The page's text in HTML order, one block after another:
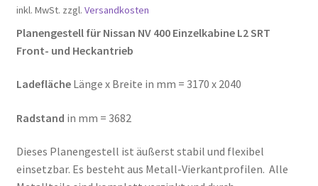
inkl. MwSt. zzgl. Versandkosten
Planengestell für Nissan NV 400 Einzelkabine L2 SRT
Front- und Heckantrieb
LadeflächeLänge x Breite in mm = 3170 x 2040
Radstand in mm = 3682
Dieses Planengestell ist äußerst stabil und flexibel
einsetzbar. Es besteht aus Metall-Vierkantprofilen. Alle